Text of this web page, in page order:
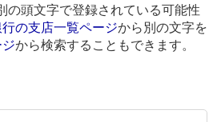
の頭文字で登録されている可能性
の支店一覧ページから別の文字を
ジから検索することもできます。